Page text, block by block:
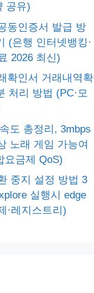
공유)
동인증서 발급 방
(은행 인터넷뱅킹·
2026 최신)
확인서 거래내역확
처리 방법 (PC·모
도 총정리, 3mbps
노래 게임 가능여
요금제 QoS)
중지 설정 방법 3
실행시 edge
·레지스트리)